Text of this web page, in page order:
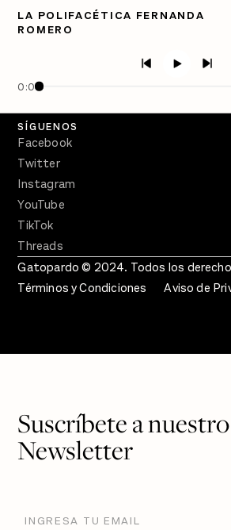
LA POLIFACÉTICA FERNANDA
ROMERO
0:00
PÓDCASTS
Crecer en Distopía
SÍGUENOS
Facebook
Twitter
Instagram
YouTube
TikTok
Threads
Gatopardo © 2024. Todos los
Términos y Condiciones
Aviso de
Suscríbete a nuestro
Newsletter